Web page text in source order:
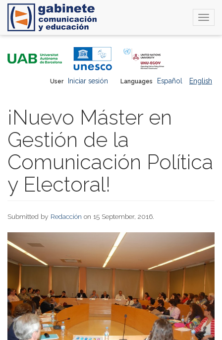
Languages Español English
User Iniciar sesión
¡Nuevo Máster en
Gestión de la
Comunicación Política
y Electoral!
Submitted by Redacción on 15 September, 2016.